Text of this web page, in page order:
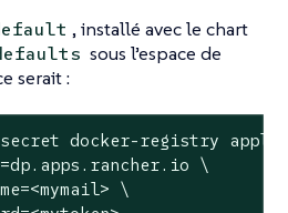
, installé avec le chart
sous l’espace de
serait :
docker-registry
\
\